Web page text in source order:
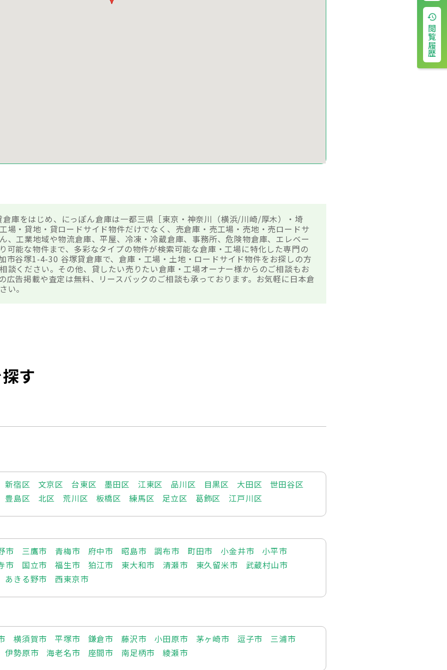
閲覧履歴
庫をはじめ、にっぽん倉庫は一都三県［東京・神奈川（横浜/川崎/厚木）・埼
場・貸地・貸ロードサイド物件だけでなく、売倉庫・売工場・売地・売ロードサ
、工業地域や物流倉庫、平屋、冷凍・冷蔵倉庫、事務所、危険物倉庫、エレベー
可能な物件まで、多彩なタイプの物件が検索可能な倉庫・工場に特化した専門の
市谷塚1-4-30 谷塚貸倉庫で、倉庫・工場・土地・ロードサイド物件をお探しの方
談ください。その他、貸したい売りたい倉庫・工場オーナー様からのご相談もお
広告掲載や査定は無料、リースバックのご相談も承っております。お気軽に日本倉
い。
す
新宿区 文京区 台東区 墨田区 江東区 品川区 目黒区 大田区
世田谷区
豊島区
北区 荒川区 板橋区 練馬区 足立区 葛飾区 江戸川区
市 三鷹市 青梅市 府中市 昭島市 調布市 町田市 小金井市
小平市
市
国立市 福生市 狛江市 東大和市 清瀬市 東久留米市
武蔵村山市
あきる野市
西東京市
横須賀市 平塚市 鎌倉市 藤沢市 小田原市 茅ヶ崎市 逗子市
三浦市
伊勢原市
海老名市 座間市 南足柄市 綾瀬市